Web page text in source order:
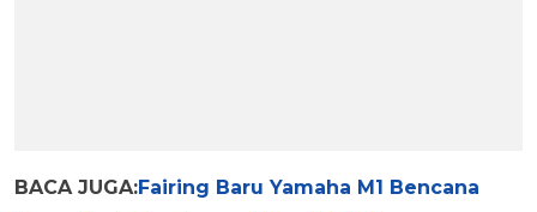
BACA JUGA:Fairing Baru Yamaha M1 Bencana